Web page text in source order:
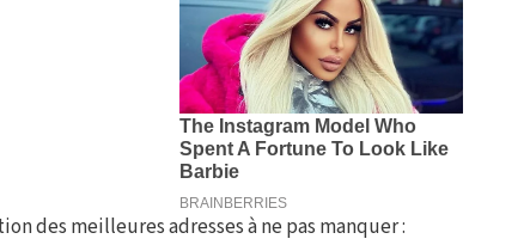
des meilleures adresses à ne pas manquer :